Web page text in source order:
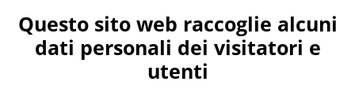
Questo sito web raccoglie alcuni
dati personali dei visitatori e
utenti